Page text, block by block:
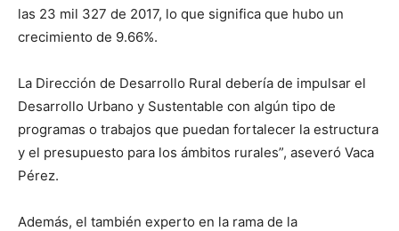
las 23 mil 327 de 2017, lo que significa que hubo un
crecimiento de 9.66%.
La Dirección de Desarrollo Rural debería de impulsar el
Desarrollo Urbano y Sustentable con algún tipo de
programas o trabajos que puedan fortalecer la estructura
y el presupuesto para los ámbitos rurales”, aseveró Vaca
Pérez.
Además, el también experto en la rama de la